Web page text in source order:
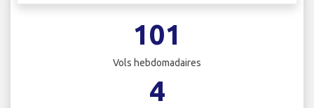
101
Vols hebdomadaires
4